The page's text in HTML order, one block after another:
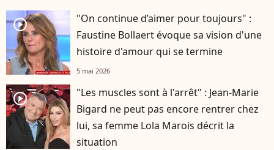
player2
"On continue d’aimer pour toujours" :
Faustine Bollaert évoque sa vision d'une
histoire d'amour qui se termine
5 mai 2026
player2
"Les muscles sont à l'arrêt" : Jean-Marie
Bigard ne peut pas encore rentrer chez
lui, sa femme Lola Marois décrit la
situation